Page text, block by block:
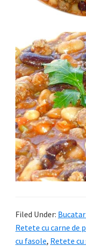
Filed Under:
Retete cu carne de
cu fasole, Retete cu